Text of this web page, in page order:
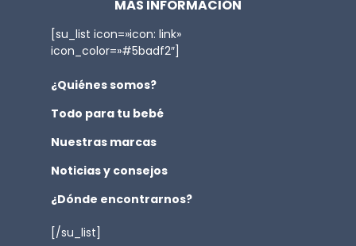
MÁS INFORMACIÓN
[su_list icon=»icon: link»
icon_color=»#5badf2″]
¿Quiénes somos?
Todo para tu bebé
Nuestras marcas
Noticias y consejos
¿Dónde encontrarnos?
[/su_list]